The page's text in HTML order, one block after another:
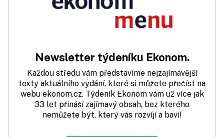
Newsletter týdeníku Ekonom.
Každou středu vám představíme nejzajímavější
texty aktuálního vydání, které si můžete přečíst na
webu ekonom.cz. Týdeník Ekonom vám už více jak
33 let přináší zajímavý obsah, bez kterého
nemůžete být, který vás rozvíjí a baví!